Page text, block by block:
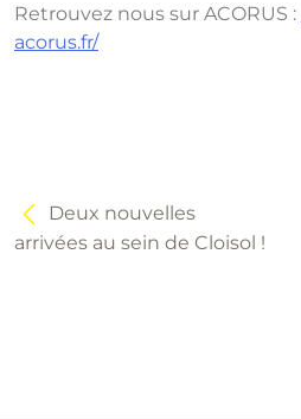
Retrouvez nous sur ACORUS :
acorus.fr/
Deux nouvelles
arrivées au sein de Cloisol !